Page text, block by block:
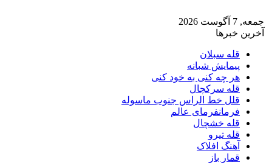
جمعه, 7 آگوست 2026
آخرین خبرها
قله سبلان
پیمایش شبانه
هر چه کنی به خود کنی
قله سرکچال
قلل خط الراس جنوب ماسوله
فرمانفرمای عالم
قله خشچال
قله تیرو
آهنگ افلاک
قمار باز